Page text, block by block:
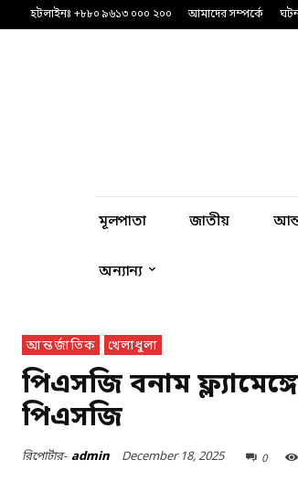
হটলাইনঃ +৮৮০ ৯৬১৩ ০০০ ২০০ আমাদের সম্পর্কে
মূলপাতা জাতীয়
অন্যান্য
আন্তর্জাতিক খেলাধুলা
পিএসজি বনাম
পিএসজি
রিপোর্টার- admin December 18, 2025 0